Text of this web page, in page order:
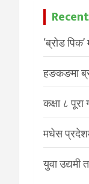
‘ब्रोड
हङकङमा
कक्षा ८
मधेस
युवा उद्यमी